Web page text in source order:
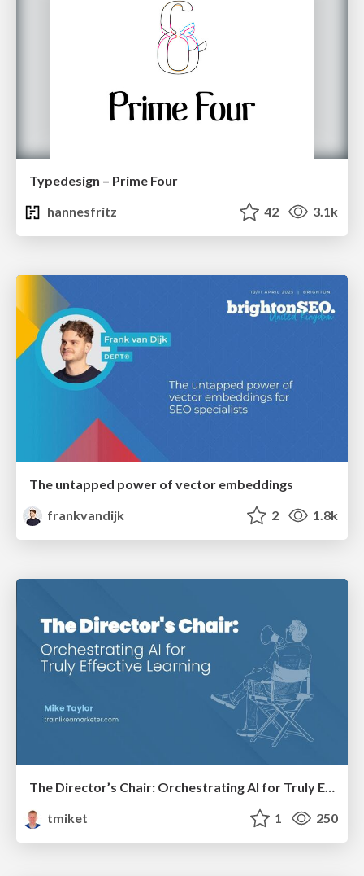
Typedesign – Prime Four
hannesfritz
42 3.1k
The untapped power of vector embeddings
frankvandijk
2 1.8k
The Director’s Chair: Orchestrating AI for Truly Effective Learning
tmiket
1 250